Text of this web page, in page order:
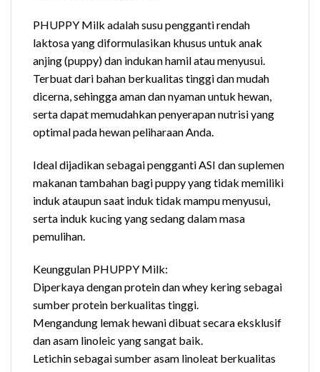
PHUPPY Milk adalah susu pengganti rendah
laktosa yang diformulasikan khusus untuk anak
anjing (puppy) dan indukan hamil atau menyusui.
Terbuat dari bahan berkualitas tinggi dan mudah
dicerna, sehingga aman dan nyaman untuk hewan,
serta dapat memudahkan penyerapan nutrisi yang
optimal pada hewan peliharaan Anda.
Ideal dijadikan sebagai pengganti ASI dan suplemen
makanan tambahan bagi puppy yang tidak memiliki
induk ataupun saat induk tidak mampu menyusui,
serta induk kucing yang sedang dalam masa
pemulihan.
Keunggulan PHUPPY Milk:
Diperkaya dengan protein dan whey kering sebagai
sumber protein berkualitas tinggi.
Mengandung lemak hewani dibuat secara eksklusif
dan asam linoleic yang sangat baik.
Letichin sebagai sumber asam linoleat berkualitas